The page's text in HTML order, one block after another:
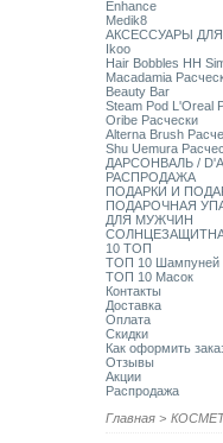
Enhance
Medik8
АКСЕССУАРЫ
Ikoo
Hair Bobbles HH
Macadamia
Beauty Bar
Steam Pod L'Oreal
Oribe Расчески
Alterna Brush
Shu Uemura
ДАРСОНВАЛЬ /
РАСПРОДАЖА
ПОДАРКИ И
ПОДАРОЧНАЯ
ДЛЯ МУЖЧИН
10 ТОП
ТОП 10 Шампуней
ТОП 10 Масок
Контакты
Доставка
Оплата
Скидки
Как оформить
Отзывы
Акции
Распродажа
Главная >